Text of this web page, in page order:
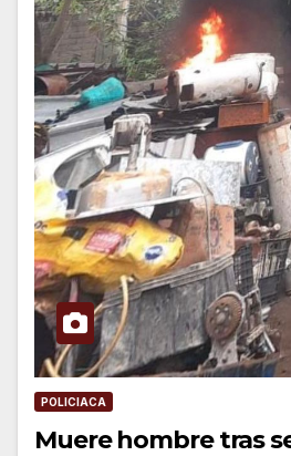
POLICIACA
Muere hombre tras